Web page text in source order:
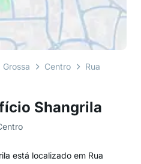
Shangrila
está localizado em Rua
Grossa Centro Rua Padre